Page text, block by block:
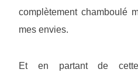
complètement chamboulé
mes envies.
Et en partant de